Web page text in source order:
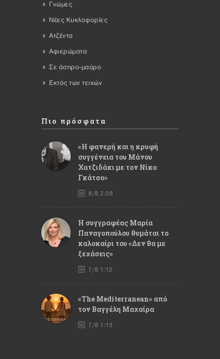
Γνώμες
Νέες Κυκλοφορίες
Ατζέντα
Αφιερώματα
Σε άσπρο-μαύρο
Εκτός των τειχών
Πιο πρόσφατα
«Η φανερή και η κρυφή
συγγένεια του Μάνου
Χατζιδάκι με τον Νίκο
Γκάτσο»
8/8 2:38
Η συγγραφέας Μαρία
Παναγοπούλου θυμάται το
καλοκαίρι του «Δεν θα με
ξεχάσεις»
7/8 1:12
«The Mediterranean» από
τον Βαγγέλη Μαχαίρα
7/8 1:13